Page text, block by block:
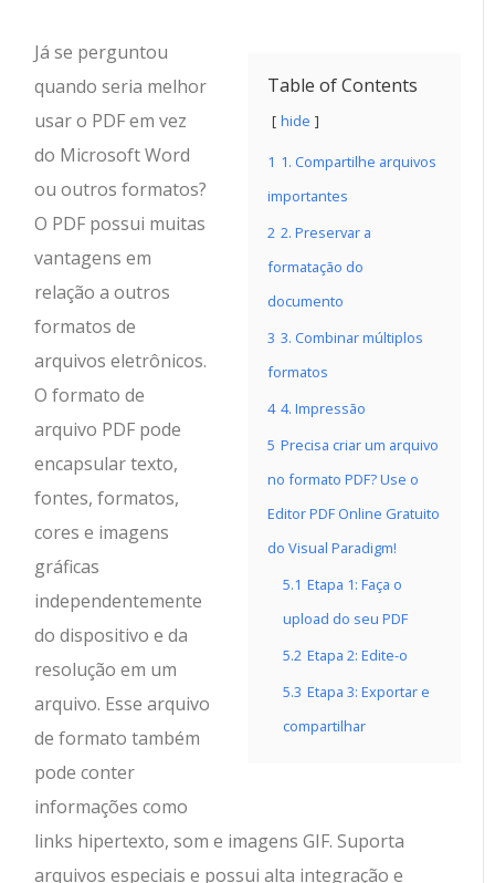
Table of Contents
hide
1 1. Compartilhe arquivos
importantes
2 2. Preservar a
formatação do
documento
3 3. Combinar múltiplos
formatos
4 4. Impressão
5 Precisa criar um arquivo
no formato PDF? Use o
Editor PDF Online Gratuito
do Visual Paradigm!
5.1 Etapa 1: Faça o
upload do seu PDF
5.2 Etapa 2: Edite-o
5.3 Etapa 3: Exportar e
compartilhar
Já se perguntou
quando seria melhor
usar o PDF em vez
do Microsoft Word
ou outros formatos?
O PDF possui muitas
vantagens em
relação a outros
formatos de
arquivos eletrônicos.
O formato de
arquivo PDF pode
encapsular texto,
fontes, formatos,
cores e imagens
gráficas
independentemente
do dispositivo e da
resolução em um
arquivo. Esse arquivo
de formato também
pode conter
informações como
links hipertexto, som e imagens GIF. Suporta
arquivos especiais e possui alta integração e